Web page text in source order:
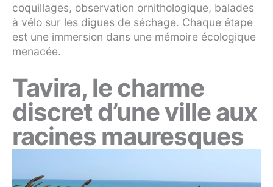
coquillages, observation ornithologique, balades
à vélo sur les digues de séchage. Chaque étape
est une immersion dans une mémoire écologique
menacée.
Tavira, le charme
discret d’une ville aux
racines mauresques